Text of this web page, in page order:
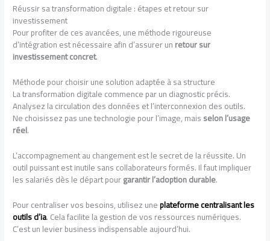
Réussir sa transformation digitale : étapes et retour sur
investissement
Pour profiter de ces avancées, une méthode rigoureuse
d’intégration est nécessaire afin d’assurer unretour sur
investissement concret.
Méthode pour choisir une solution adaptée à sa structure
La transformation digitale commence par un diagnostic précis.
Analysez la circulation des données et l’interconnexion des outils.
Ne choisissez pas une technologie pour l’image, maisselon l’usage
réel.
L’accompagnement au changement est le secret de la réussite. Un
outil puissant est inutile sans collaborateurs formés. Il faut impliquer
les salariés dès le départ pourgarantir l’adoption durable.
Pour centraliser vos besoins, utilisez uneplateforme centralisant les
outils d’ia. Cela facilite la gestion de vos ressources numériques.
C’est un levier business indispensable aujourd’hui.